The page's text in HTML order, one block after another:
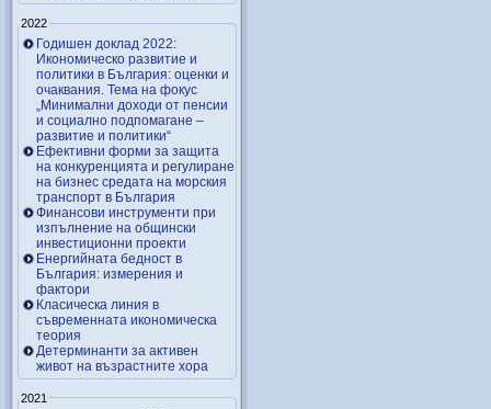
2022
Годишен доклад 2022:
Икономическо развитие и
политики в България: оценки и
очаквания. Тема на фокус
„Минимални доходи от пенсии
и социално подпомагане –
развитие и политики“
Ефективни форми за защита
на конкуренцията и регулиране
на бизнес средата на морския
транспорт в България
Финансови инструменти при
изпълнение на общински
инвестиционни проекти
Енергийната бедност в
България: измерения и
фактори
Класическа линия в
съвременната икономическа
теория
Детерминанти за активен
живот на възрастните хора
2021